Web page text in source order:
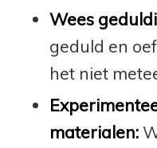
Wees
geduld en
het niet
materialen: